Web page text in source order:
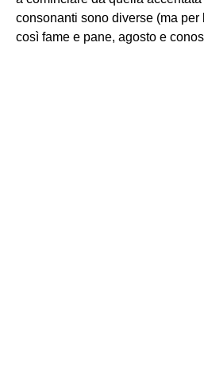
consonanti sono diverse (ma
così fame e pane, agosto e